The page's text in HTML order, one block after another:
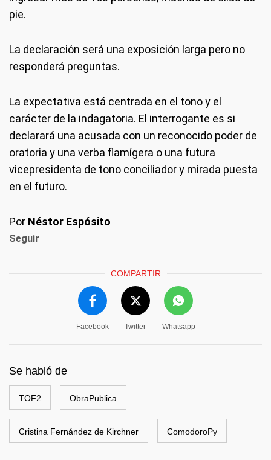
pie.
La declaración será una exposición larga pero no
responderá preguntas.
La expectativa está centrada en el tono y el
carácter de la indagatoria. El interrogante es si
declarará una acusada con un reconocido poder de
oratoria y una verba flamígera o una futura
vicepresidenta de tono conciliador y mirada puesta
en el futuro.
Por Néstor Espósito
Seguir
COMPARTIR
Facebook Twitter Whatsapp
Se habló de
TOF2 ObraPublica
Cristina Fernández de Kirchner ComodoroPy